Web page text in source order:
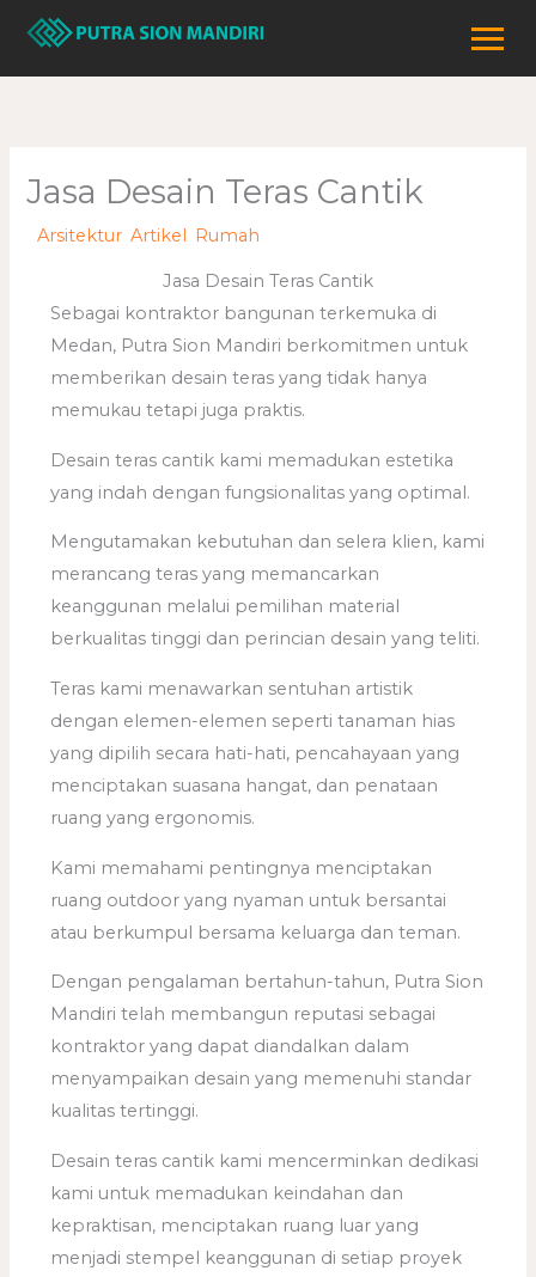
Lewati
konten
Jasa Desain Teras Cantik
/Arsitektur ,Artikel Rumah
Jasa Desain Teras Cantik
Sebagai kontraktor bangunan terkemuka di
Medan, Putra Sion Mandiri berkomitmen untuk
memberikan desain teras yang tidak hanya
memukau tetapi juga praktis.
Desain teras cantik kami memadukan estetika
yang indah dengan fungsionalitas yang optimal.
Mengutamakan kebutuhan dan selera klien, kami
merancang teras yang memancarkan
keanggunan melalui pemilihan material
berkualitas tinggi dan perincian desain yang teliti.
Teras kami menawarkan sentuhan artistik
dengan elemen-elemen seperti tanaman hias
yang dipilih secara hati-hati, pencahayaan yang
menciptakan suasana hangat, dan penataan
ruang yang ergonomis.
Kami memahami pentingnya menciptakan
ruang outdoor yang nyaman untuk bersantai
atau berkumpul bersama keluarga dan teman.
Dengan pengalaman bertahun-tahun, Putra Sion
Mandiri telah membangun reputasi sebagai
kontraktor yang dapat diandalkan dalam
menyampaikan desain yang memenuhi standar
kualitas tertinggi.
Desain teras cantik kami mencerminkan dedikasi
kami untuk memadukan keindahan dan
kepraktisan, menciptakan ruang luar yang
menjadi stempel keanggunan di setiap proyek